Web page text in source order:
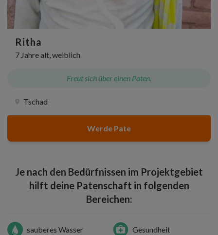
Ritha
7 Jahre alt, weiblich
Freut sich über einen Paten.
Tschad
Werde Pate
Je nach den Bedürfnissen im Projektgebiet
hilft deine Patenschaft in folgenden
Bereichen:
sauberes Wasser Gesundheit